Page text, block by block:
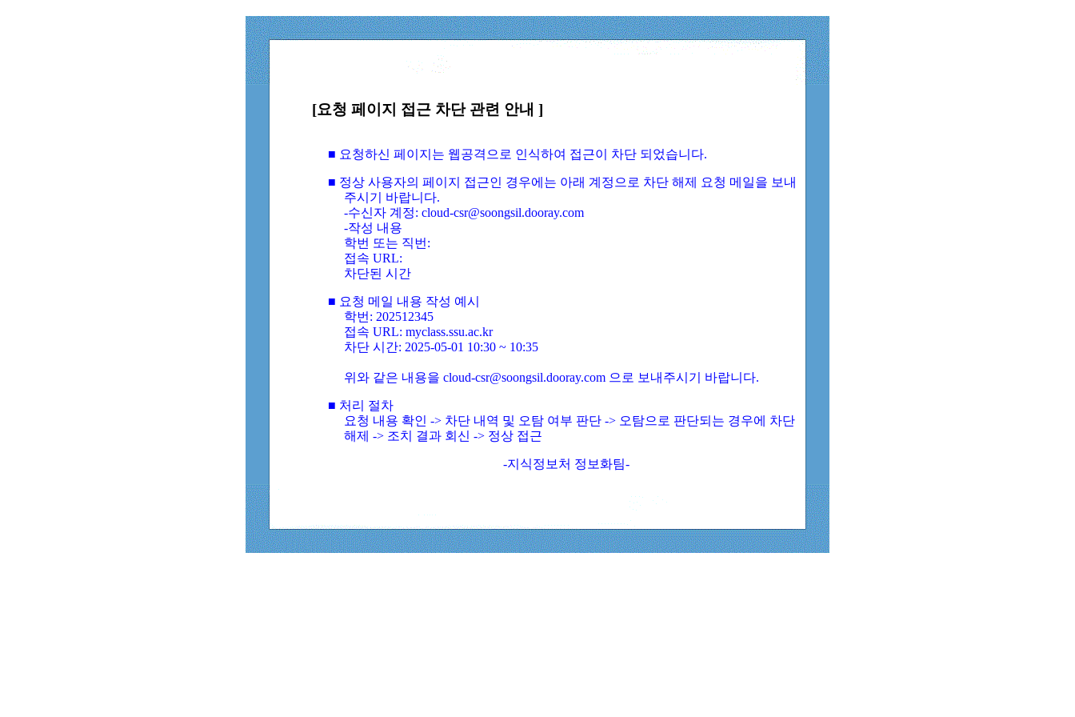
[요청 페이지 접근 차단 관련 안내 ]
■ 요청하신 페이지는 웹공격으로 인식하여 접근이 차단 되었습니다.
■ 정상 사용자의 페이지 접근인 경우에는 아래 계정으로 차단 해제 요청 메일을 보내
주시기 바랍니다.
-수신자 계정: cloud-csr@soongsil.dooray.com
-작성 내용
학번 또는 직번:
접속 URL:
차단된 시간
■ 요청 메일 내용 작성 예시
학번: 202512345
접속 URL: myclass.ssu.ac.kr
차단 시간: 2025-05-01 10:30 ~ 10:35
위와 같은 내용을 cloud-csr@soongsil.dooray.com 으로 보내주시기 바랍니다.
■ 처리 절차
요청 내용 확인 -> 차단 내역 및 오탐 여부 판단 -> 오탐으로 판단되는 경우에 차단
해제 -> 조치 결과 회신 -> 정상 접근
-지식정보처 정보화팀-